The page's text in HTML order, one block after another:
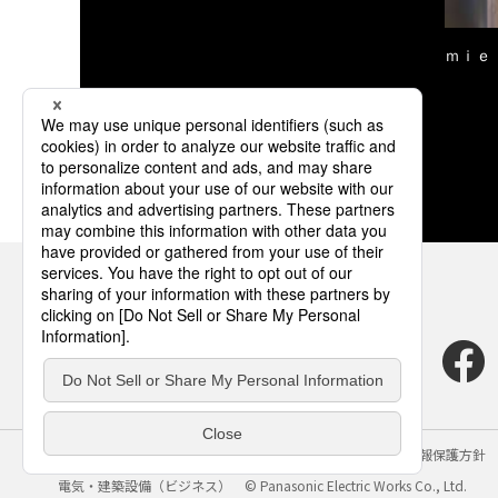
ｍｉｅ
サイトのご利用にあたって クッキーポリシー
個人情報保護方針
電気・建築設備（ビジネス）
© Panasonic Electric Works Co., Ltd.